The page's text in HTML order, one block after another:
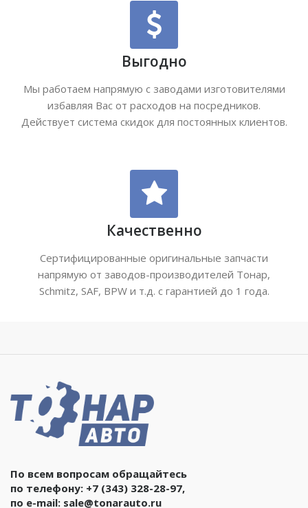
Выгодно
Мы работаем напрямую с заводами изготовителями
избавляя Вас от расходов на посредников.
Действует система скидок для постоянных клиентов.
Качественно
Сертифицированные оригинальные запчасти
напрямую от заводов-производителей Тонар,
Schmitz, SAF, BPW и т.д. с гарантией до 1 года.
По всем вопросам обращайтесь
по телефону: +7 (343) 328-28-97,
по e-mail: sale@tonarauto.ru